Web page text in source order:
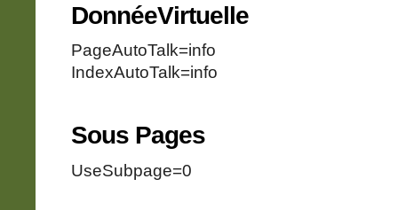
DonnéeVirtuelle
PageAutoTalk=info
IndexAutoTalk=info
Sous Pages
UseSubpage=0